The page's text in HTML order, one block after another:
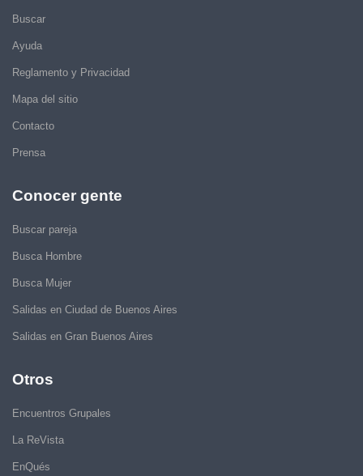
Buscar
Ayuda
Reglamento y Privacidad
Mapa del sitio
Contacto
Prensa
Conocer gente
Buscar pareja
Busca Hombre
Busca Mujer
Salidas en Ciudad de Buenos Aires
Salidas en Gran Buenos Aires
Otros
Encuentros Grupales
La ReVista
EnQués